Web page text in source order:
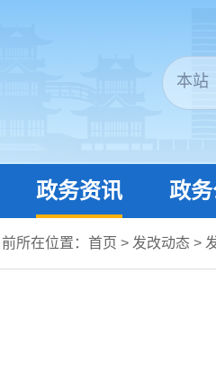
政务资讯 政
所在位置： 首页 > 发改动态 >